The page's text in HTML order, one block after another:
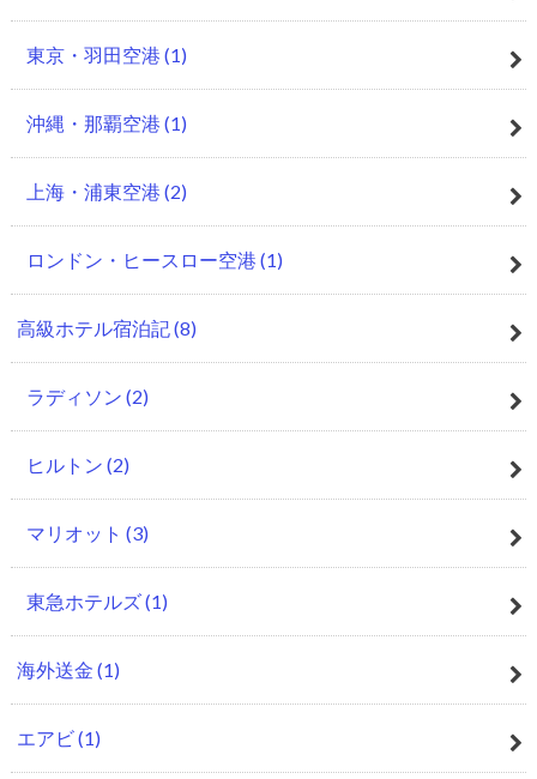
東京・羽田空港 (1)
沖縄・那覇空港 (1)
上海・浦東空港 (2)
ロンドン・ヒースロー空港 (1)
高級ホテル宿泊記(8)
ラディソン (2)
ヒルトン (2)
マリオット (3)
東急ホテルズ(1)
海外送金 (1)
エアビ(1)